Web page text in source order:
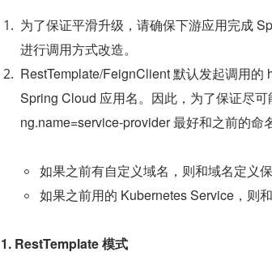
为了保证平滑升级，请确保下游应用完成
进行调用方式改造。
RestTemplate/FeignClient 默认发起调用
Spring Cloud 应用名。因此，为了保证尽
ng.name=service-provider 最好和之前的命
如果之前有自定义域名，则和域名定义
如果之前用的 Kubernetes Service，则
1. RestTemplate 模式